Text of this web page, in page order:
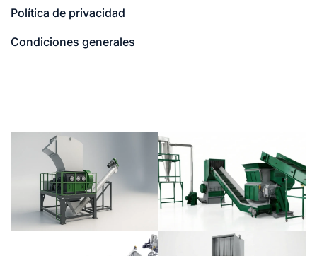
Política de privacidad
Condiciones generales